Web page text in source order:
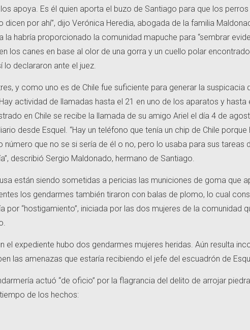
apoya. Es él quien aporta el buzo de Santiago para que los
por ahí”, dijo Verónica Heredia, abogada de la familia
la habría proporcionado la comunidad mapuche para “sembrar
los canes en base al olor de una gorra y un cuello polar
lo declararon ante el juez.
y como uno es de Chile fue suficiente para generar la suspicacia
actividad de llamadas hasta el 21 en uno de los aparatos y
en Chile se recibe la llamada de su amigo Ariel el día 4 de
desde Esquel. “Hay un teléfono que tenía un chip de Chile
que no se si sería de él o no, pero lo usaba para sus tareas
describió Sergio Maldonado, hermano de Santiago.
están siendo sometidas a pericias las municiones de goma que
los gendarmes también tiraron con balas de plomo, lo cual
por “hostigamiento”, iniciada por las dos mujeres de la comunidad
el expediente hubo dos gendarmes mujeres heridas. Aún resulta
las amenazas que estaría recibiendo el jefe del escuadrón de
actuó “de oficio” por la flagrancia del delito de arrojar
de los hechos: